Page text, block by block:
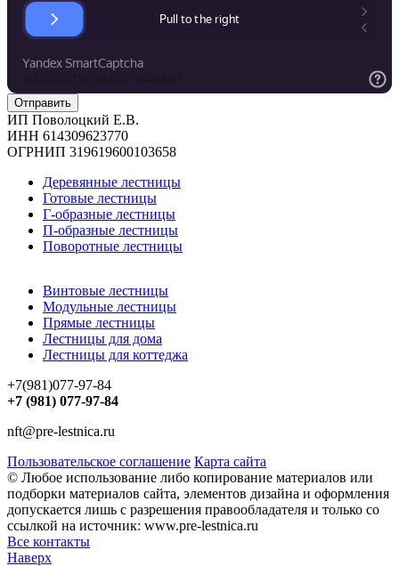
ИП Поволоцкий Е.В.
ИНН 614309623770
ОГРНИП 319619600103658
Деревянные лестницы
Готовые лестницы
Г-образные лестницы
П-образные лестницы
Поворотные лестницы
Винтовые лестницы
Модульные лестницы
Прямые лестницы
Лестницы для дома
Лестницы для коттеджа
+7(981)077-97-84
+7 (981) 077-97-84
nft@pre-lestnica.ru
Пользовательское соглашение Карта сайта
© Любое использование либо копирование материалов или
подборки материалов сайта, элементов дизайна и оформления
допускается лишь с разрешения правообладателя и только со
ссылкой на источник: www.pre-lestnica.ru
Все контакты
Наверх